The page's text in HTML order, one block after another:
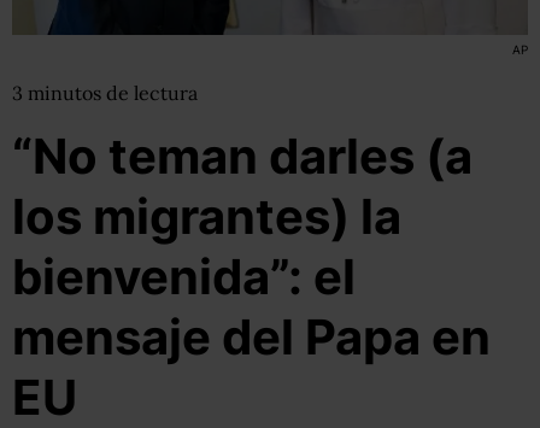
AP
3 minutos de lectura
“No teman darles (a
los migrantes) la
bienvenida”: el
mensaje del Papa en
EU